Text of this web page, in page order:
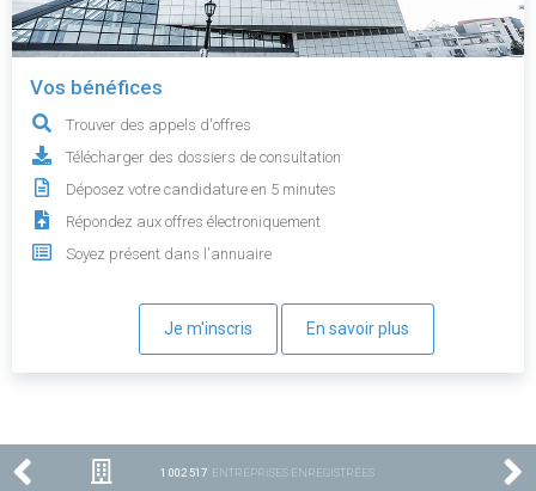
Vos bénéfices
Trouver des appels d'offres
Télécharger des dossiers de consultation
Déposez votre candidature en 5 minutes
Répondez aux offres électroniquement
Soyez présent dans l'annuaire
Je m'inscris En savoir plus
1 002 517 ENTREPRISES ENREGISTRÉES